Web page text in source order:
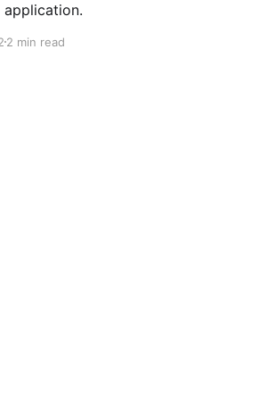
application.
2 min read